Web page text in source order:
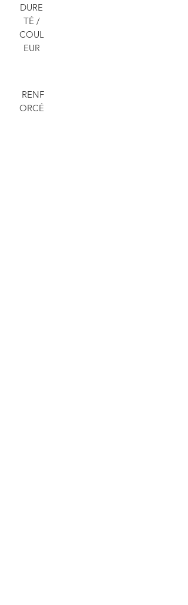
DURE
TÉ /
COUL
EUR
RENF
ORCÉ